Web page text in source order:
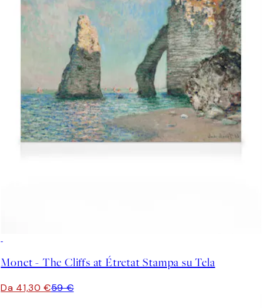
Monet - The Cliffs at Étretat Stampa su Tela
Da 41,30 €59 €